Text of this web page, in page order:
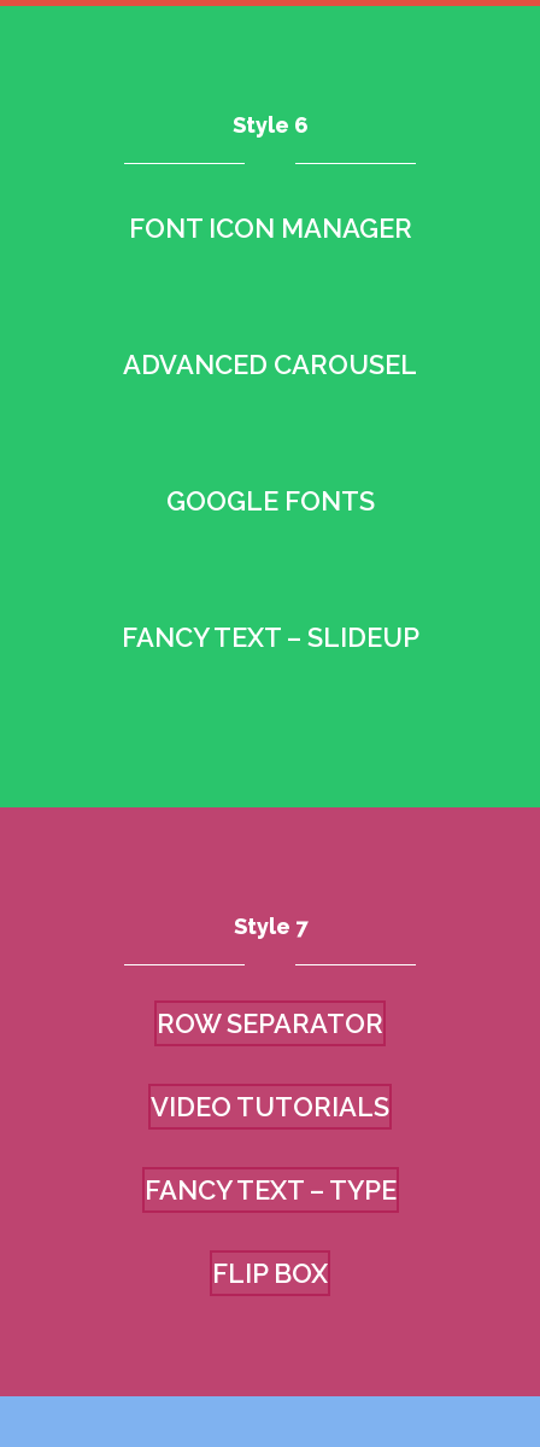
Style 6
FONT ICON MANAGER
ADVANCED CAROUSEL
GOOGLE FONTS
FANCY TEXT – SLIDEUP
Style 7
ROW SEPARATOR
VIDEO TUTORIALS
FANCY TEXT – TYPE
FLIP BOX